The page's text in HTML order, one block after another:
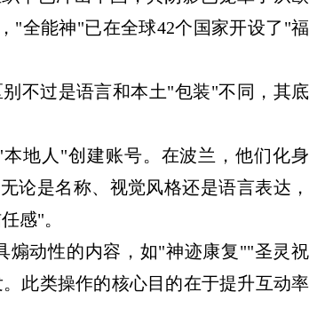
"全能神"已在全球42个国家开设了"福
不过是语言和本土"包装"不同，其底
地人"创建账号。在波兰，他们化身
论是名称、视觉风格还是语言表达，
感"。
煽动性的内容，如"神迹康复""圣灵祝
此类操作的核心目的在于提升互动率